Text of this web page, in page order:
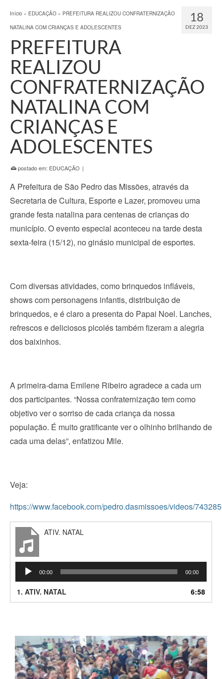
18
DEZ 2023
Início » EDUCAÇÃO » PREFEITURA REALIZOU CONFRATERNIZAÇÃO
NATALINA COM CRIANÇAS E ADOLESCENTES
PREFEITURA
REALIZOU
CONFRATERNIZAÇÃO
NATALINA COM
CRIANÇAS E
ADOLESCENTES
postado em: EDUCAÇÃO |
A Prefeitura de São Pedro das Missões, através da
Secretaria de Cultura, Esporte e Lazer, promoveu uma
grande festa natalina para centenas de crianças do
município. O evento especial aconteceu na tarde desta
sexta-feira (15/12), no ginásio municipal de esportes.
Com diversas atividades, como brinquedos infláveis,
shows com personagens infantis, distribuição de
brinquedos, e é claro a presenta do Papai Noel. Lanches,
refrescos e deliciosos picolés também fizeram a alegria
dos baixinhos.
A primeira-dama Emilene Ribeiro agradece a cada um
dos participantes. “Nossa confraternização tem como
objetivo ver o sorriso de cada criança da nossa
população. É muito gratificante ver o olhinho brilhando de
cada uma delas”, enfatizou Mile.
Veja:
https://www.facebook.com/pedro.dasmissoes/videos/
ATIV. NATAL
Tocador
áudio
00:00 00:00
1. ATIV. NATAL 6:58